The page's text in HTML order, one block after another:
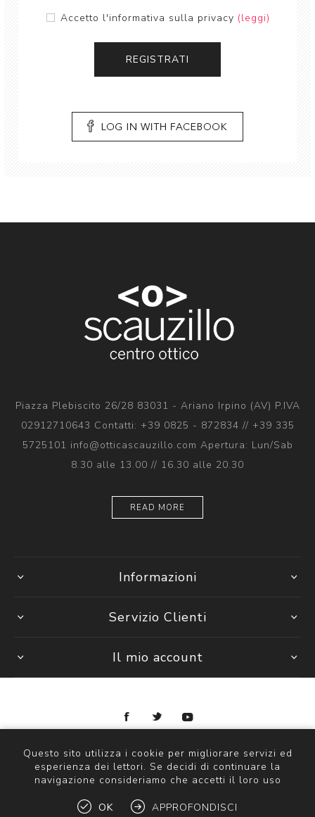
Accetto l'informativa sulla privacy (leggi)
Piazza Plebiscito 26/28 83031 - Ariano Irpino (AV) P.IVA
02912710643 Contatti: +39 0825 - 872834 // +39 335
5725101 info@otticascauzillo.com Apertura: Lun/Sab
8.30 alle 13.00 // 16.30 alle 20.30
READ MORE
Informazioni
Servizio Clienti
Il mio account
Copyright © 2026 Ottica Scauzillo. Tutti i diritti riservati
Questo sito utilizza i cookie per migliorare servizi ed
esperienza dei lettori. Se decidi di continuare la
navigazione consideriamo che accetti il loro uso
OK APPROFONDISCI